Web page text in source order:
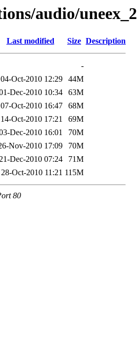
audio/
Last modified Size Description
-
04-Oct-2010 12:29
44M
Dec-2010 10:34
63M
07-Oct-2010 16:47
68M
14-Oct-2010 17:21
69M
Dec-2010 16:01
70M
Nov-2010 17:09
70M
Dec-2010 07:24
71M
28-Oct-2010 11:21 115M
80